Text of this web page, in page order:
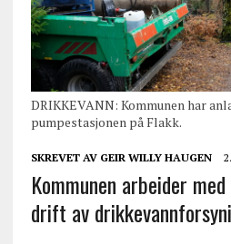
DRIKKEVANN: Kommunen har
pumpestasjonen på Flakk.
SKREVET AV GEIR WILLY HAUGEN
Kommunen arbeider
drift av